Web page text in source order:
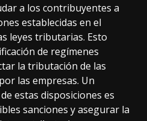
a los contribuyentes a
establecidas en el
leyes tributarias. Esto
de regímenes
la tributación de las
las empresas. Un
estas disposiciones es
sanciones y asegurar la